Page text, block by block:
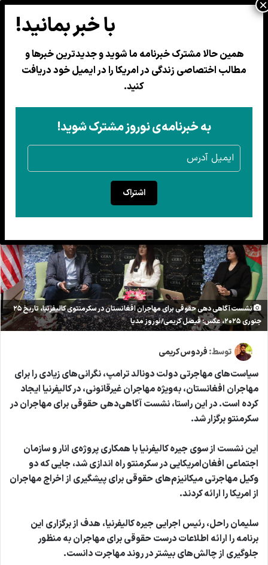
دو وکیل مهاجرت: مهاجران برای
جلوگیری از اخراج، وضعیت قانونی
خود را تغییر دهند!
نشست آگاهی دهی حقوقی برای مهاجران افغانستان در سکرمنتوی کالیفرنیا، تاریخ ۲۵
جنوری ۲۰۲۵، عکس: فیصل کریمی/نوروز مدیا
توسط:فردوس کریمی
سیاست‌های مهاجرتی دولت دونالد ترامپ، نگرانی‌های زیادی را برای
مهاجران افغانستان، به‌ویژه مهاجران غیرقانونی، در کالیفرنیا ایجاد
کرده است. در این راستا، نشست آگاهی‌دهی حقوقی برای مهاجران در
سکرمنتو برگزار شد.
این نشست از سوی جیره کالیفرنیا با همکاری پروژه‌ی انار و سازمان
اجتماعی افغان‌امریکایی در سکرمنتو راه اندازی شد، جایی که دو
وکیل مهاجرتی میکانیزم‌های حقوقی برای پیشگیری از اخراج مهاجران
از امریکا را ارائه کردند.
سلیمان راحل، رئیس اجرایی جیره کالیفرنیا، هدف از برگزاری این
برنامه را ارائه اطلاعات درست حقوقی برای مهاجران به منظور
جلوگیری از چالش‌های بیشتر در روند مهاجرت دانست.
همین حالا مشترک خبرنامه ما شوید و جدیدترین خبرها و
مطالب اختصاصی زندگی در امریکا را در ایمیل خود دریافت
کنید.
به خبرنامه‌ی نوروز مشترک شوید!
اشتراک